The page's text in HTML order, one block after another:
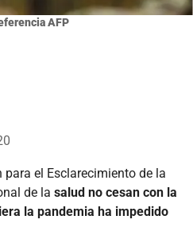
AFP
el Esclarecimiento de la
de la salud no cesan con la
la pandemia ha impedido